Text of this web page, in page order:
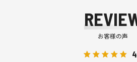
お客様の声